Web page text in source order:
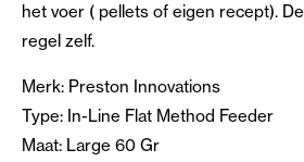
het voer ( pellets of eigen recept).
regel zelf.
Merk: Preston Innovations
Type: In-Line Flat Method Feeder
Maat: Large 60 Gr